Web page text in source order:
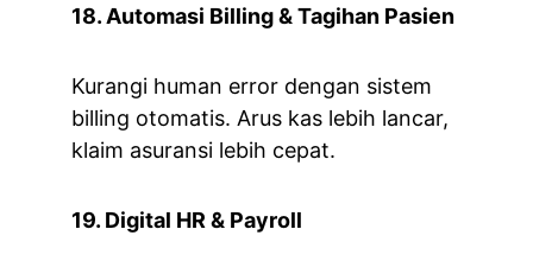
18. Automasi Billing & Tagihan Pasien
Kurangi human error dengan sistem
billing otomatis. Arus kas lebih lancar,
klaim asuransi lebih cepat.
19. Digital HR & Payroll